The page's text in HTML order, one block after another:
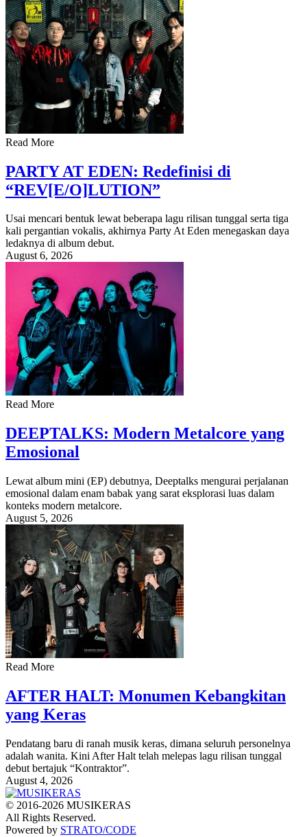
Read More
PARTY AT EDEN: Redefinisi di
“REV[E/O]LUTION”
Usai mencari bentuk lewat beberapa lagu rilisan tunggal serta tiga
kali pergantian vokalis, akhirnya Party At Eden menegaskan daya
ledaknya di album debut.
August 6, 2026
Read More
DEEPTALKS: Modern Metalcore yang
Emosional
Lewat album mini (EP) debutnya, Deeptalks mengurai perjalanan
emosional dalam enam babak yang sarat eksplorasi luas dalam
konteks modern metalcore.
August 5, 2026
Read More
AFTER HALT: Monumen Kebangkitan
yang Keras
Pendatang baru di ranah musik keras, dimana seluruh personelnya
adalah wanita. Kini After Halt telah melepas lagu rilisan tunggal
debut bertajuk “Kontraktor”.
August 4, 2026
© 2016-2026 MUSIKERAS
All Rights Reserved.
Powered by STRATO/CODE